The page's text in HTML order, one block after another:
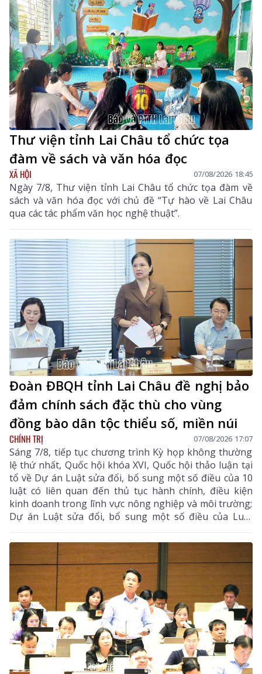
Thư viện tỉnh Lai Châu tổ chức tọa
đàm về sách và văn hóa đọc
XÃ HỘI 07/08/2026 18:45
Ngày 7/8, Thư viện tỉnh Lai Châu tổ chức tọa đàm về
sách và văn hóa đọc với chủ đề “Tự hào về Lai Châu
qua các tác phẩm văn học nghệ thuật”.
Đoàn ĐBQH tỉnh Lai Châu đề nghị bảo
đảm chính sách đặc thù cho vùng
đồng bào dân tộc thiểu số, miền núi
CHÍNH TRỊ 07/08/2026 17:07
Sáng 7/8, tiếp tục chương trình Kỳ họp không thường
lệ thứ nhất, Quốc hội khóa XVI, Quốc hội thảo luận tại
tổ về Dự án Luật sửa đổi, bổ sung một số điều của 10
luật có liên quan đến thủ tục hành chính, điều kiện
kinh doanh trong lĩnh vực nông nghiệp và môi trường;
Dự án Luật sửa đổi, bổ sung một số điều của Luật
Tần số vô tuyến điện, Luật Viễn thông, Luật Giao dịch
điện tử và Luật Chuyển giao công nghệ.